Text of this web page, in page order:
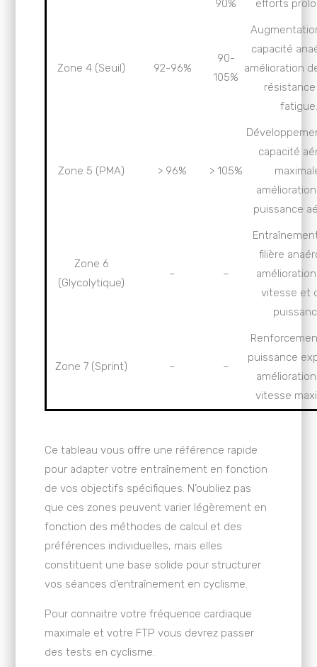
90%
efforts
Zone 4 (Seuil) 92-96%
90-
105%
capacité
amélioration
résistance
Zone 5 (PMA) > 96% > 105%
capacité
puissance
Zone 6
(Glycolytique)
– –
filière
vitesse et
Zone 7 (Sprint) – –
puissance
vitesse
Ce tableau vous offre une référence rapide
pour adapter votre entraînement en fonction
de vos objectifs spécifiques. N’oubliez pas
que ces zones peuvent varier légèrement en
fonction des méthodes de calcul et des
préférences individuelles, mais elles
constituent une base solide pour structurer
vos séances d’entraînement en cyclisme.
Pour connaitre votre fréquence cardiaque
maximale et votre FTP vous devrez passer
des tests en cyclisme.